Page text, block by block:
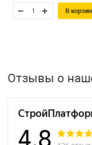
В
Отзывы о